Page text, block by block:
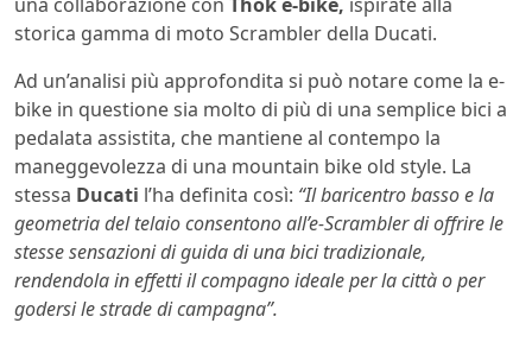
storica gamma di moto Scrambler della Ducati.
Ad un’analisi più approfondita si può notare come la e-
bike in questione sia molto di più di una semplice bici a
pedalata assistita, che mantiene al contempo la
maneggevolezza di una mountain bike old style. La
stessa Ducati l’ha definita così: “Il baricentro basso e la
geometria del telaio consentono all’e-Scrambler di offrire le
stesse sensazioni di guida di una bici tradizionale,
rendendola in effetti il ​​compagno ideale per la città o per
godersi le strade di campagna”.